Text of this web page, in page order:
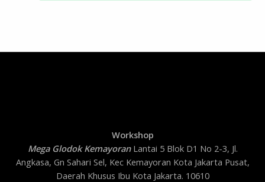
Workshop
Mega Glodok KemayoranLantai 5 Blok D1 No 2-3, Jl.
Angkasa, Gn Sahari Sel, Kec Kemayoran Kota Jakarta Pusat,
Daerah Khusus Ibu Kota Jakarta. 10610